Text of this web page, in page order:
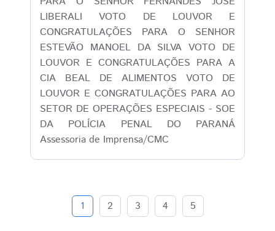
LIBERALI VOTO DE LOUVOR E
CONGRATULAÇÕES PARA O SENHOR
ESTEVÃO MANOEL DA SILVA VOTO DE
LOUVOR E CONGRATULAÇÕES PARA A
CIA BEAL DE ALIMENTOS VOTO DE
LOUVOR E CONGRATULAÇÕES PARA AO
SETOR DE OPERAÇÕES ESPECIAIS - SOE
DA POLÍCIA PENAL DO PARANÁ
Assessoria de Imprensa/CMC
1 2 3 4 5